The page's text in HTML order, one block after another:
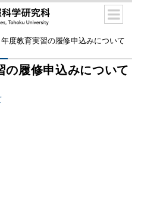
年度教育実習の履修申込みについて
の履修申込みについて